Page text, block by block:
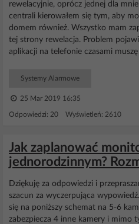
rewelacyjnie, oprócz jednej dla
centrali kierowałem się tym, aby
domem również. Wszystko mam
tej strony rewelacja. Problem
aplikacji na telefonie czasami muszę
Systemy Alarmowe
25 Mar 2019 16:35
Odpowiedzi: 20 Wyświetleń: 2610
Jak zaplanować
jednorodzinnym?
Dziękuję za odpowiedzi i
szacun za wyczerpująca
się na poniższy schemat na 5-6
zabezpiecza 4 inne kamery i mimo